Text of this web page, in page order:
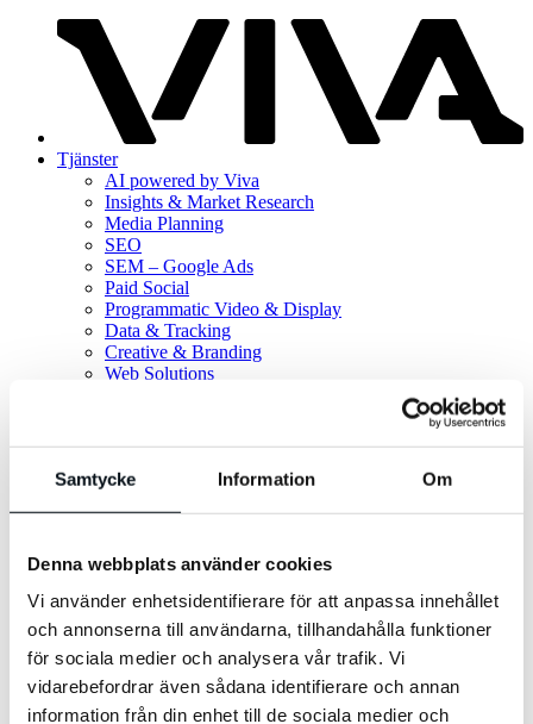
Samtycke Information Om
Denna webbplats använder cookies
Vi använder enhetsidentifierare för att anpassa innehållet
och annonserna till användarna, tillhandahålla funktioner
för sociala medier och analysera vår trafik. Vi
vidarebefordrar även sådana identifierare och annan
information från din enhet till de sociala medier och
Tjänster
AI powered by Viva
Insights & Market Research
Media Planning
SEO
SEM – Google Ads
Paid Social
Programmatic Video & Display
Data & Tracking
Creative & Branding
Web Solutions
Omnichannel retail
White paper
Blogg
Om oss
Karriär
Sök